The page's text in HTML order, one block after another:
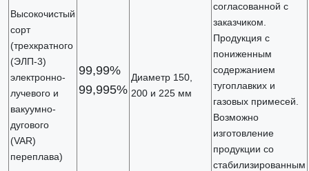
Высокочистый
сорт
(трехкратного
(ЭЛП-3)
электронно-
лучевого и
вакуумно-
дугового
(VAR)
переплава)
99,99%
99,995%
Диаметр 150,
200 и 225 мм
согласованной с
заказчиком.
Продукция с
пониженным
содержанием
тугоплавких и
газовых примесей.
Возможно
изготовление
продукции со
стабилизированным